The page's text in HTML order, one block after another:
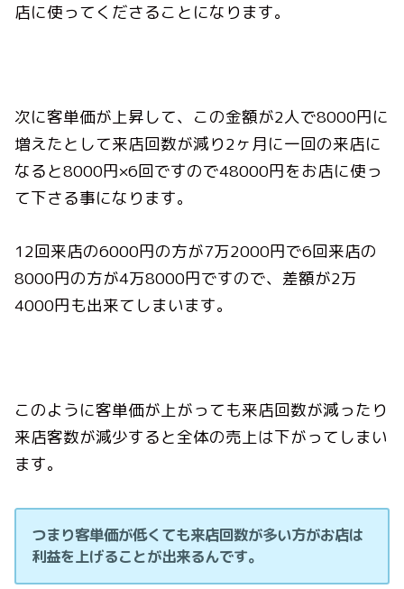
店に使ってくださることになります。
次に客単価が上昇して、この金額が2人で8000円に
増えたとして来店回数が減り2ヶ月に一回の来店に
なると8000円×6回ですので48000円をお店に使っ
て下さる事になります。
12回来店の6000円の方が7万2000円で6回来店の
8000円の方が4万8000円ですので、差額が2万
4000円も出来てしまいます。
このように客単価が上がっても来店回数が減ったり
来店客数が減少すると全体の売上は下がってしまい
ます。
つまり客単価が低くても来店回数が多い方がお店は
利益を上げることが出来るんです。